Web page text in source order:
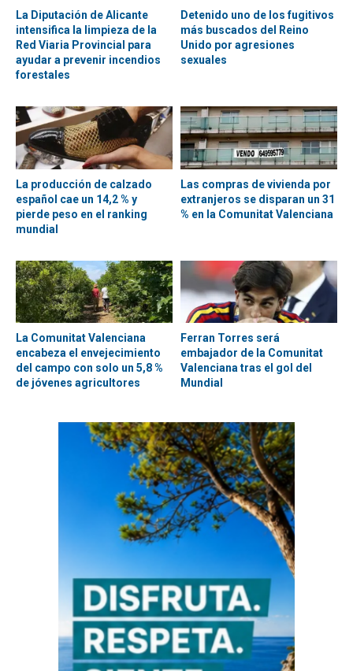
La Diputación de Alicante
intensifica la limpieza de la
Red Viaria Provincial para
ayudar a prevenir incendios
forestales
Detenido uno de los fugitivos
más buscados del Reino
Unido por agresiones
sexuales
La producción de calzado
español cae un 14,2 % y
pierde peso en el ranking
mundial
Las compras de vivienda por
extranjeros se disparan un 31
% en la Comunitat Valenciana
La Comunitat Valenciana
encabeza el envejecimiento
del campo con solo un 5,8 %
de jóvenes agricultores
Ferran Torres será
embajador de la Comunitat
Valenciana tras el gol del
Mundial